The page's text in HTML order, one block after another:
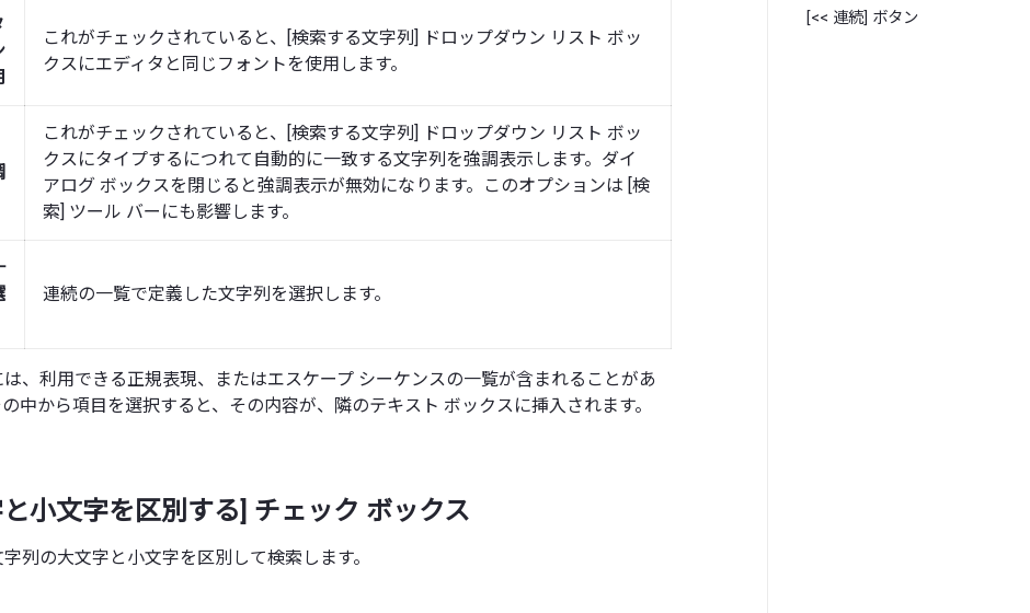
これがチェックされていると、[検索する文字列] ドロップダウン リスト ボッ
クスにエディタと同じフォントを使用します。
これがチェックされていると、[検索する文字列] ドロップダウン リスト ボッ
クスにタイプするにつれて自動的に一致する文字列を強調表示します。ダイ
アログ ボックスを閉じると強調表示が無効になります。このオプションは [検
索] ツール バーにも影響します。
連続の一覧で定義した文字列を選択します。
は、利用できる正規表現、またはエスケープ シーケンスの一覧が含まれることがあ
の中から項目を選択すると、その内容が、隣のテキスト ボックスに挿入されます。
小文字を区別する] チェック ボックス
列の大文字と小文字を区別して検索します。
[<< 連続] ボタン